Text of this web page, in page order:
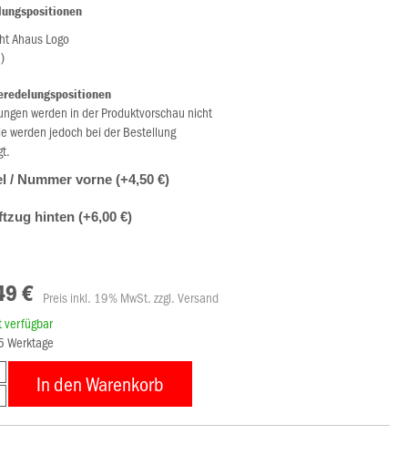
Ahaus Logo
werden in der Produktvorschau nicht
werden jedoch bei der Bestellung
/ Nummer vorne (+4,50 €)
hinten (+6,00 €)
€ Preis inkl. 19% MwSt. zzgl. Versand
verfügbar
Werktage
In den Warenkorb